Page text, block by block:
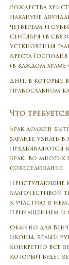
Рождества
накануне
четвергам и
сентября (в
Усекновения
Креста
(в каждом
Дни, в которые
православном
Что
Брак должен
заранее узнать
предъявляются
брак. Во многих
собеседование.
Приступающие к
благочестивой
к участию в
Причащением и
Обычно для
иконы, белый
конкретно все
который будет